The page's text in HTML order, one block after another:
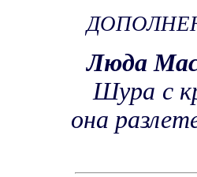
Люда
Шура с
она